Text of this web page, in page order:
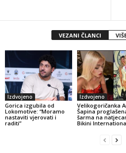
VEZANI ČLANCI
Izdvojeno
Gorica izgubila od
Lokomotive: “Moramo
nastaviti vjerovati i
raditi”
Izdvojeno
Velikogoričanka
Šapina
šarma na
Bikini